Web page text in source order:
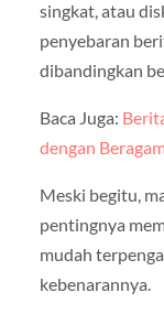
singkat, atau
penyebaran
dibandingkan
Baca Juga:
dengan
Meski begitu,
pentingnya
mudah
kebenarannya.